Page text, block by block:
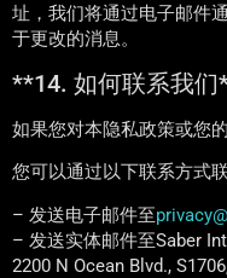
址，我们将通过电子邮件
于更改的消息。
**14. 如何联系我们
如果您对本隐私政策或您
您可以通过以下联系方式
– 发送电子邮件至
– 发送实体邮件至Saber
2200 N Ocean Blvd.,